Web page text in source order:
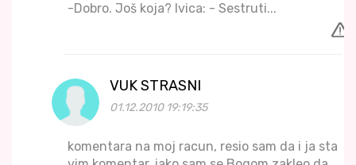
-Dobro. Još koja? Ivica: - Sestruti...
VUK STRASNI
01.12.2010 19:19:35
komentara na moj racun, resio sam da i ja sta